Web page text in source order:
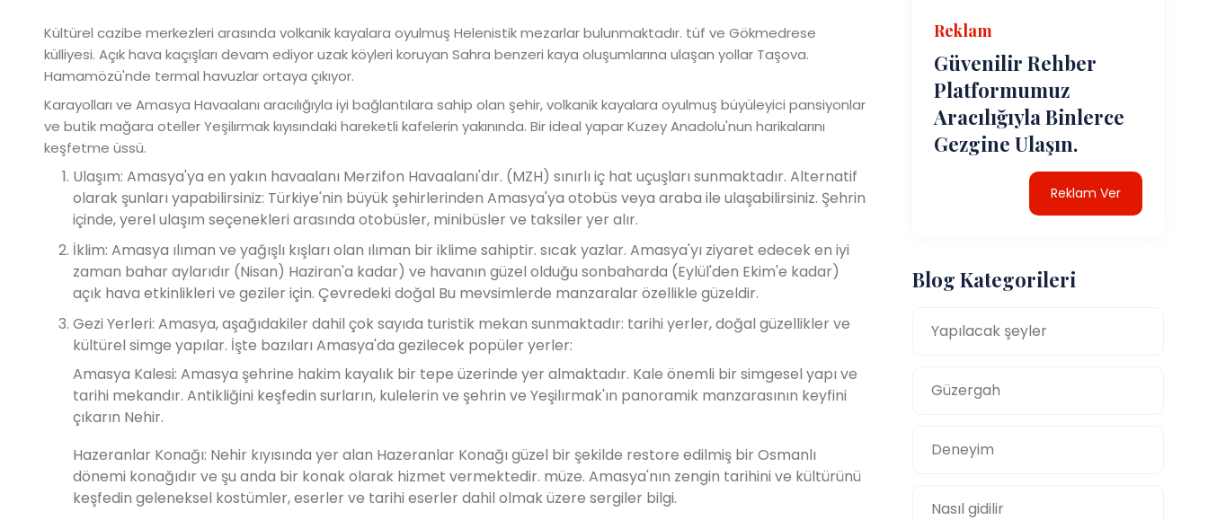
Kültürel cazibe merkezleri arasında volkanik kayalara oyulmuş Helenistik mezarlar bulunmaktadır. tüf ve Gökmedrese
külliyesi. Açık hava kaçışları devam ediyor uzak köyleri koruyan Sahra benzeri kaya oluşumlarına ulaşan yollar Taşova.
Hamamözü'nde termal havuzlar ortaya çıkıyor.
Karayolları ve Amasya Havaalanı aracılığıyla iyi bağlantılara sahip olan şehir, volkanik kayalara oyulmuş büyüleyici pansiyonlar
ve butik mağara oteller Yeşilırmak kıyısındaki hareketli kafelerin yakınında. Bir ideal yapar Kuzey Anadolu'nun harikalarını
keşfetme üssü.
Ulaşım: Amasya'ya en yakın havaalanı Merzifon Havaalanı'dır. (MZH) sınırlı iç hat uçuşları sunmaktadır. Alternatif
olarak şunları yapabilirsiniz: Türkiye'nin büyük şehirlerinden Amasya'ya otobüs veya araba ile ulaşabilirsiniz. Şehrin
içinde, yerel ulaşım seçenekleri arasında otobüsler, minibüsler ve taksiler yer alır.
İklim: Amasya ılıman ve yağışlı kışları olan ılıman bir iklime sahiptir. sıcak yazlar. Amasya'yı ziyaret edecek en iyi
zaman bahar aylarıdır (Nisan) Haziran'a kadar) ve havanın güzel olduğu sonbaharda (Eylül'den Ekim'e kadar)
açık hava etkinlikleri ve geziler için. Çevredeki doğal Bu mevsimlerde manzaralar özellikle güzeldir.
Gezi Yerleri: Amasya, aşağıdakiler dahil çok sayıda turistik mekan sunmaktadır: tarihi yerler, doğal güzellikler ve
kültürel simge yapılar. İşte bazıları Amasya'da gezilecek popüler yerler:
Amasya Kalesi: Amasya şehrine hakim kayalık bir tepe üzerinde yer almaktadır. Kale önemli bir simgesel yapı ve
tarihi mekandır. Antikliğini keşfedin surların, kulelerin ve şehrin ve Yeşilırmak'ın panoramik manzarasının keyfini
çıkarın Nehir.
Hazeranlar Konağı: Nehir kıyısında yer alan Hazeranlar Konağı güzel bir şekilde restore edilmiş bir Osmanlı
dönemi konağıdır ve şu anda bir konak olarak hizmet vermektedir. müze. Amasya'nın zengin tarihini ve kültürünü
keşfedin geleneksel kostümler, eserler ve tarihi eserler dahil olmak üzere sergiler bilgi.
Reklam
Güvenilir Rehber
Platformumuz
Aracılığıyla Binlerce
Gezgine Ulaşın.
Reklam Ver
Blog Kategorileri
Yapılacak şeyler
Güzergah
Deneyim
Nasıl gidilir